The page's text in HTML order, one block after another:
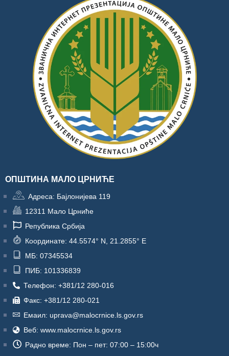
ОПШТИНА МАЛО ЦРНИЋЕ
Адреса: Бајлонијева 119
12311 Мало Црниће
Република Србија
Координате: 44.5574° N, 21.2855° E
МБ: 07345534
ПИБ: 101336839
Телефон: +381/12 280-016
Факс: +381/12 280-021
Емаил: uprava@malocrnice.ls.gov.rs
Веб: www.malocrnice.ls.gov.rs
Радно време: Пон – пет: 07:00 – 15:00ч